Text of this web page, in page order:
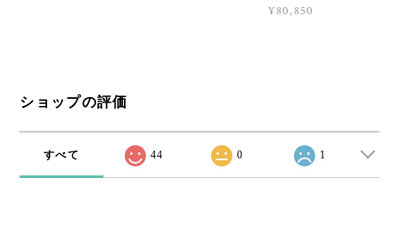
¥80,850
ショップの評価
すべて 44 0 1